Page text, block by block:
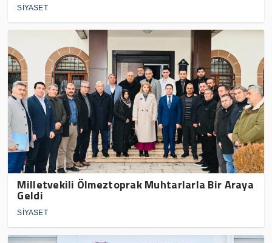
SİYASET
Milletvekili Ölmeztoprak Muhtarlarla Bir Araya
Geldi
SİYASET